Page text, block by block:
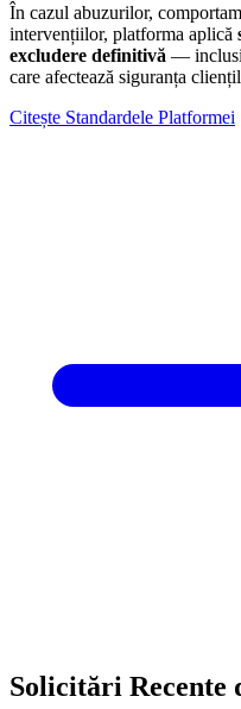
În cazul abuzurilor,
intervențiilor, platforma aplică
excludere definitivă —
care afectează siguranța
Citește Standardele Platformei
Solicitări Recente